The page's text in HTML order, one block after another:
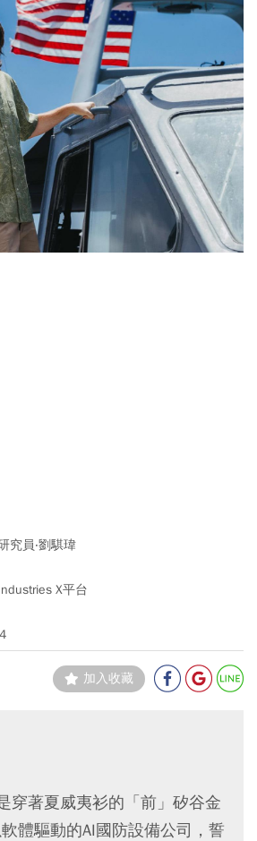
員‧劉騏瑋
X平台
加入收藏
穿著夏威夷衫的「前」矽谷金
體驅動的AI國防設備公司，誓